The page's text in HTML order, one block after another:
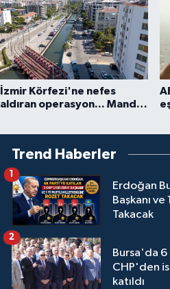
İzmir Körfezi'ne nefes
aldıran operasyon... Manda
Trend Haberler
Erdoğan
Başkanı
Takacak
1
Bursa'da 6
CHP'den
katıldı
2